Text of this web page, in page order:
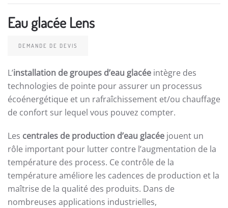
Eau glacée Lens
DEMANDE DE DEVIS
L’installation de groupes d’eau glacée intègre des
technologies de pointe pour assurer un processus
écoénergétique et un rafraîchissement et/ou chauffage
de confort sur lequel vous pouvez compter.
Les centrales de production d’eau glacée jouent un
rôle important pour lutter contre l’augmentation de la
température des process. Ce contrôle de la
température améliore les cadences de production et la
maîtrise de la qualité des produits. Dans de
nombreuses applications industrielles,